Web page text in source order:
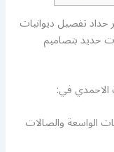
تفصيل ديوانيات
حديد بتصاميم
في:
الواسعة والصالات